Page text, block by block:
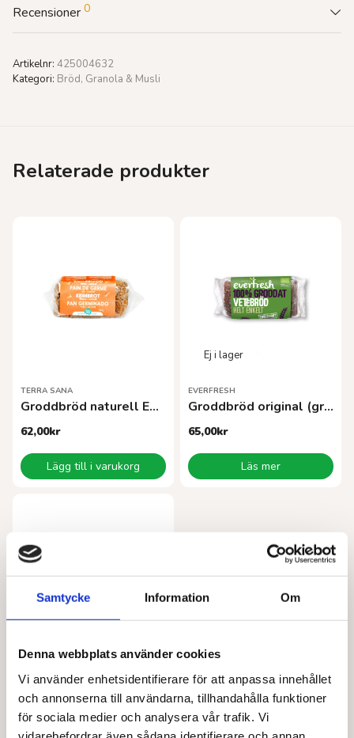
Samtycke Information Om
Denna webbplats använder cookies
Vi använder enhetsidentifierare för att anpassa innehållet
och annonserna till användarna, tillhandahålla funktioner
för sociala medier och analysera vår trafik. Vi
Recensioner 0
Artikelnr: 425004632
Kategori: Bröd, Granola & Musli
Relaterade produkter
TERRA SANA
Groddbröd naturell EKO 400g
62,00kr
Lägg till i varukorg
EVERFRESH
Groddbröd original (graham) EKO
65,00kr
Läs mer
Osötade lingon EKO 380 g